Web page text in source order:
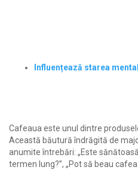
Influențează starea
Cafeaua este unul dintre
Această băutură îndrăgită de
anumite întrebări: „Este
termen lung?”, „Pot să beau